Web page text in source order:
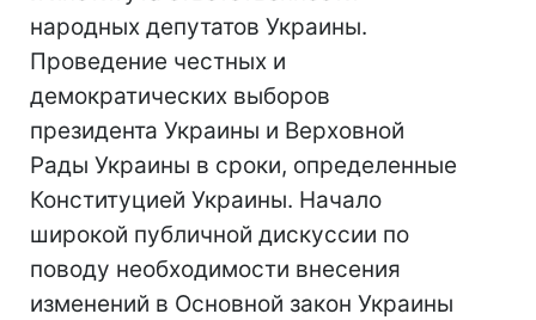
народных депутатов Украины.
Проведение честных и
демократических выборов
президента Украины и Верховной
Рады Украины в сроки, определенные
Конституцией Украины. Начало
широкой публичной дискуссии по
поводу необходимости внесения
изменений в Основной закон Украины